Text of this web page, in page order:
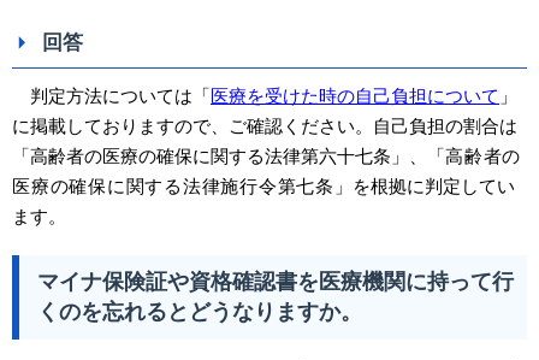
回答
判定方法については「医療を受けた時の自己負担について 」
に掲載しておりますので、ご確認ください。自己負担の割合は
「高齢者の医療の確保に関する法律第六十七条」、「高齢者の
医療の確保に関する法律施行令第七条 」を根拠に判定してい
ます。
マイナ保険証や資格確認書を医療機関に持って行
くのを忘れるとどうなりますか。